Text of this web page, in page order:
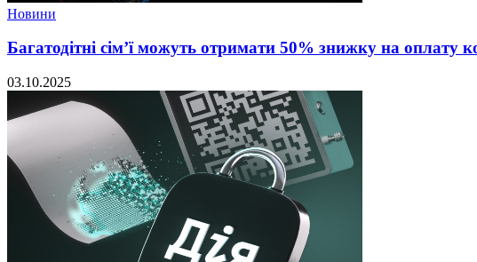
Новини
Багатодітні сім’ї можуть отримати 50% знижку на
03.10.2025